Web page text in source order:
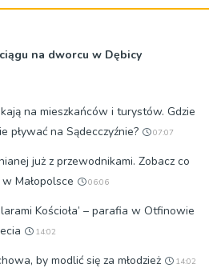
na dworcu w Dębicy
na mieszkańców i turystów. Gdzie
pływać na Sądecczyźnie?
07:07
już z przewodnikami. Zobacz co
Małopolsce
06:06
Kościoła’ – parafia w Otfinowie
14:02
by modlić się za młodzież 14:02